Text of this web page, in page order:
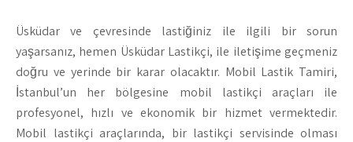
Üsküdar ve çevresinde lastiğiniz ile ilgili bir sorun
yaşarsanız, hemen Üsküdar Lastikçi, ile iletişime geçmeniz
doğru ve yerinde bir karar olacaktır. Mobil Lastik Tamiri,
İstanbul’un her bölgesine mobil lastikçi araçları ile
profesyonel, hızlı ve ekonomik bir hizmet vermektedir.
Mobil lastikçi araçlarında, bir lastikçi servisinde olması